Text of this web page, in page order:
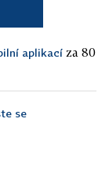
aplikací za 80
se